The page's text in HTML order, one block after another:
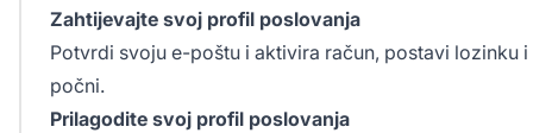
Zahtijevajte svoj profil poslovanja
Potvrdi svoju e-poštu i aktivira račun, postavi lozinku i
počni.
Prilagodite svoj profil poslovanja